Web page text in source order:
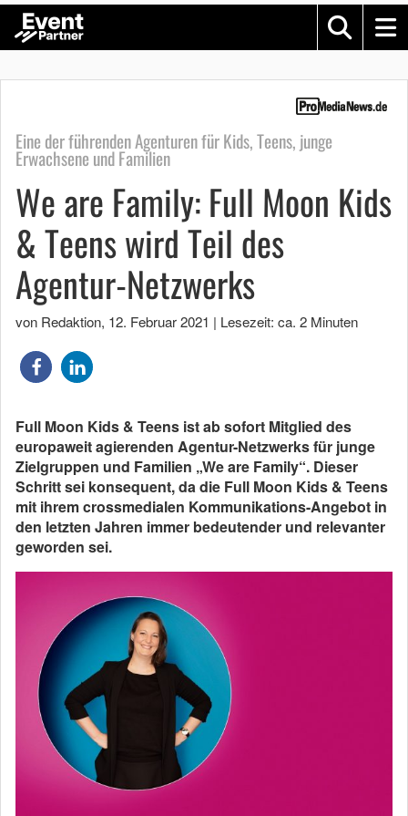
Eine der führenden Agenturen für Kids, Teens, junge
Erwachsene und Familien
We are Family: Full Moon Kids
& Teens wird Teil des
Agentur-Netzwerks
von Redaktion, 12. Februar 2021 | Lesezeit: ca. 2 Minuten
Full Moon Kids & Teens ist ab sofort Mitglied des
europaweit agierenden Agentur-Netzwerks für junge
Zielgruppen und Familien „We are Family“. Dieser
Schritt sei konsequent, da die Full Moon Kids & Teens
mit ihrem crossmedialen Kommunikations-Angebot in
den letzten Jahren immer bedeutender und relevanter
geworden sei.